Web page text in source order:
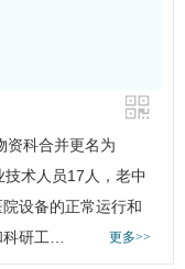
资科合并更名为
术人员17人，老中
设备的正常运行和
研工…
更多>>